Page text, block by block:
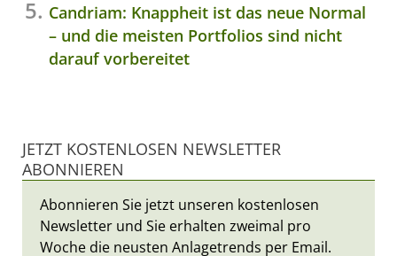
Candriam: Knappheit ist das neue Normal
– und die meisten Portfolios sind nicht
darauf vorbereitet
JETZT KOSTENLOSEN NEWSLETTER
ABONNIEREN
Abonnieren Sie jetzt unseren kostenlosen
Newsletter und Sie erhalten zweimal pro
Woche die neusten Anlagetrends per Email.